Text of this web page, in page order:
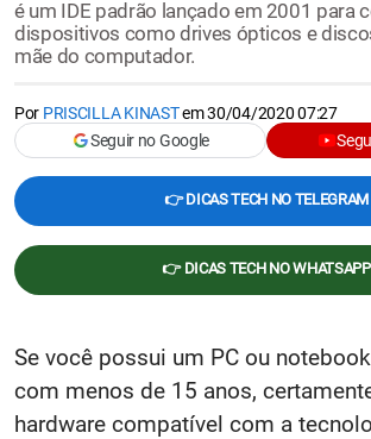
é um IDE padrão lançado em 2001 para
dispositivos como drives ópticos e
mãe do computador.
Por PRISCILLA KINASTem30/04/2020 07:27
Seguir no Google
👉 DICAS TECH NO TELEGRAM
👉 DICAS TECH NO WHATSAPP
Se você possui um PC ou
com menos de 15 anos,
hardware compatível com a